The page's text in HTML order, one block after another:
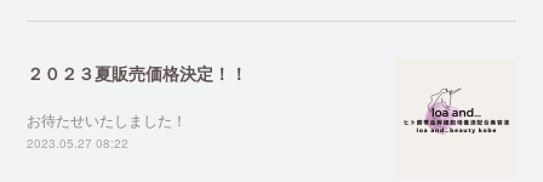
２０２３夏販売価格決定！！
お待たせいたしました！
2023.05.27 08:22